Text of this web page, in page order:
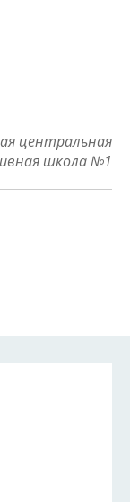
центральная
школа №1